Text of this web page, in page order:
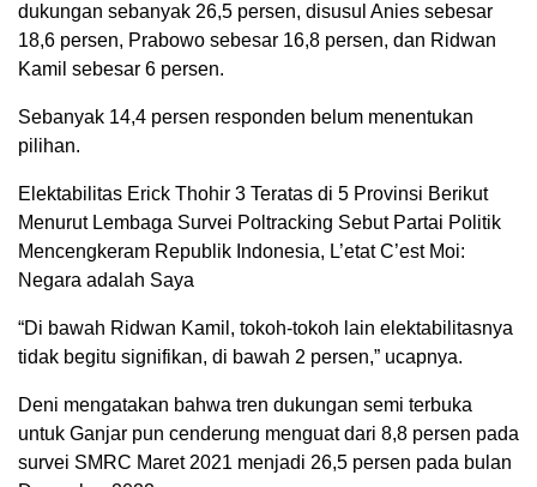
dukungan sebanyak 26,5 persen, disusul Anies sebesar
18,6 persen, Prabowo sebesar 16,8 persen, dan Ridwan
Kamil sebesar 6 persen.
Sebanyak 14,4 persen responden belum menentukan
pilihan.
Elektabilitas Erick Thohir 3 Teratas di 5 Provinsi Berikut
Menurut Lembaga Survei Poltracking Sebut Partai Politik
Mencengkeram Republik Indonesia, L’etat C’est Moi:
Negara adalah Saya
“Di bawah Ridwan Kamil, tokoh-tokoh lain elektabilitasnya
tidak begitu signifikan, di bawah 2 persen,” ucapnya.
Deni mengatakan bahwa tren dukungan semi terbuka
untuk Ganjar pun cenderung menguat dari 8,8 persen pada
survei SMRC Maret 2021 menjadi 26,5 persen pada bulan